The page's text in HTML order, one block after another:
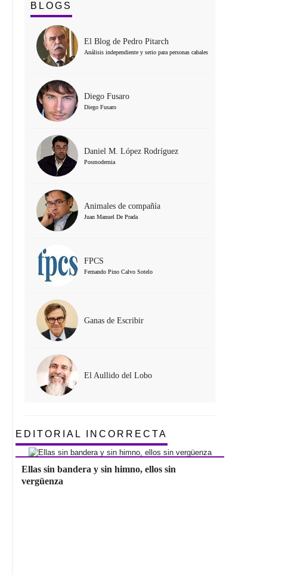
BLOGS
El Blog de Pedro Pitarch
Análisis independiente y serio para personas cabales
Diego Fusaro
Diego Fusaro
Daniel M. López Rodríguez
Posmodernia
Animales de compañía
Juan Manuel De Prada
FPCS
Fernando Pino Calvo Sotelo
Ganas de Escribir
El Aullido del Lobo
EDITORIAL INCORRECTA
Ellas sin bandera y sin himno, ellos sin
vergüenza